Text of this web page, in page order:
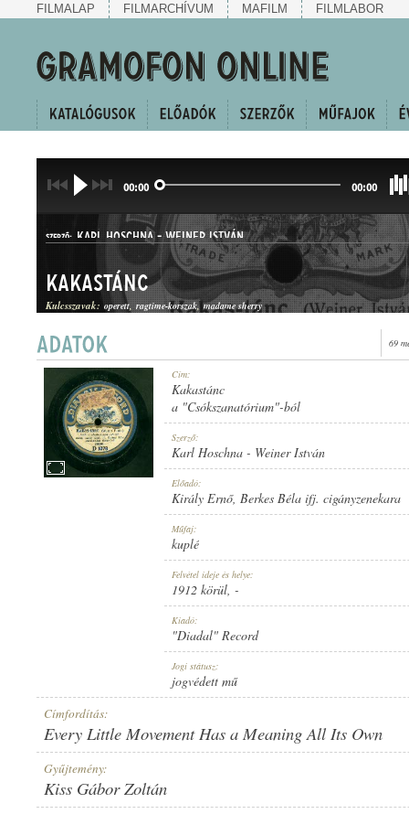
FILMALAP FILMARCHÍVUM MAFILM FILMLABOR
00:00 00:00
SZERZŐ: KARL HOSCHNA-WEINER ISTVÁN
KUPLÉ
1912 KÖRÜL
LEMEZSZÁM: D 1078
Kakastánc
Kulcsszavak: operett ragtime-korszak madame sherry
69
Cím:
Kakastánc
a "Csókszanatórium"-ból
Szerző:
Karl Hoschna - Weiner István
Előadó:
Király Ernő, Berkes Béla ifj. cigányzenekara
Műfaj:
kuplé
Felvétel ideje és helye:
1912 körül, -
Kiadó:
"Diadal" Record
Jogi státusz:
jogvédett mű
Címfordítás:
Every Little Movement Has a Meaning All Its Own
Gyűjtemény:
Kiss Gábor Zoltán